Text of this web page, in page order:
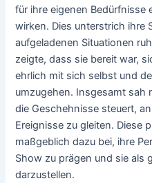
für ihre eigenen Bedürfnisse
wirken. Dies unterstrich ihre
aufgeladenen Situationen
zeigte, dass sie bereit war,
ehrlich mit sich selbst und
umzugehen. Insgesamt sah
die Geschehnisse steuert,
Ereignisse zu gleiten. Diese
maßgeblich dazu bei, ihre
Show zu prägen und sie als
darzustellen.